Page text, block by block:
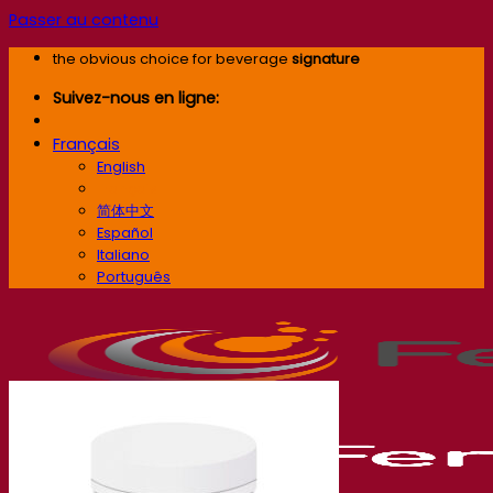
Passer au contenu
the obvious choice for beverage signature
Suivez-nous en ligne:
Français
English
简体中文
Español
Italiano
Português